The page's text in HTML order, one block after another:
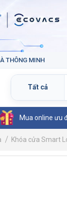
THÔNG MINH
Mua online ưu
Khóa cửa Smart